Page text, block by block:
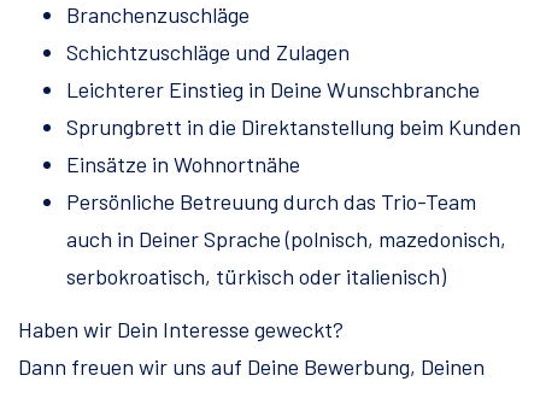
Branchenzuschläge
Schichtzuschläge und Zulagen
Leichterer Einstieg in Deine Wunschbranche
Sprungbrett in die Direktanstellung beim Kunden
Einsätze in Wohnortnähe
Persönliche Betreuung durch das Trio-Team
auch in Deiner Sprache (polnisch, mazedonisch,
serbokroatisch, türkisch oder italienisch)
Haben wir Dein Interesse geweckt?
Dann freuen wir uns auf Deine Bewerbung, Deinen